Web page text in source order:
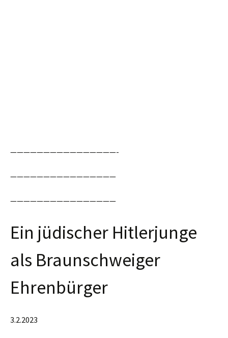
————————————————-
————————————————
————————————————
Ein jüdischer Hitlerjunge
als Braunschweiger
Ehrenbürger
3.2.2023